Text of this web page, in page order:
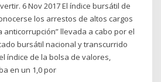
6 Nov 2017 El índice bursátil de
los arrestos de altos cargos
anticorrupción” llevada a cabo por el
bursátil nacional y transcurrido
índice de la bolsa de valores,
en un 1,0 por